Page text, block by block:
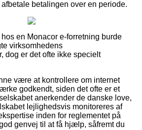
betalingen over en periode.
en Monacor e-forretning burde
virksomhedens
dog er det ofte ikke specielt
være at kontrollere om internet
godkendt, siden det ofte er et
anerkender de danske love,
lejlighedsvis monitoreres af
inden for reglementet på
genvej til at få hjælp, såfremt du